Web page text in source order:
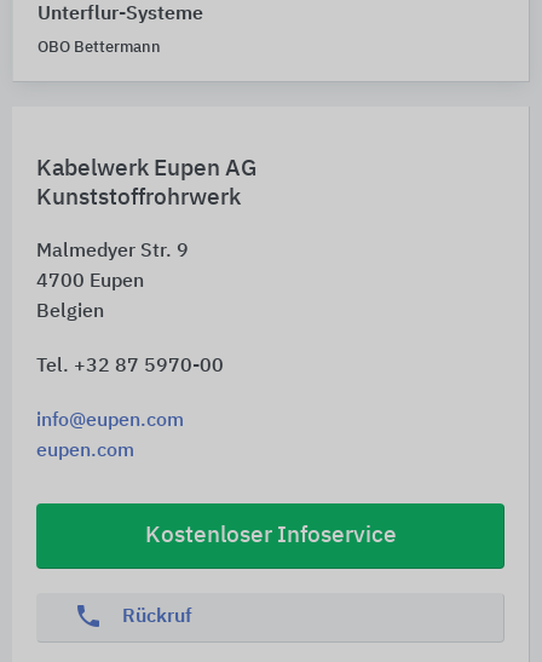
Kabelwerk Eupen AG
Kunststoffrohrwerk
Malmedyer Str. 9
4700 Eupen
Belgien
Tel. +32 87 5970-00
info@eupen.com
eupen.com
Kostenloser Infoservice
phone Rückruf
Unterflur-Systeme
OBO Bettermann